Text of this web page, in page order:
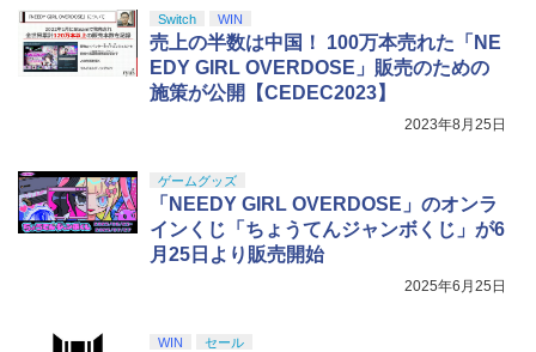
Switch WIN
売上の半数は中国！ 100万本売れた「NE
EDY GIRL OVERDOSE」販売のための
施策が公開【CEDEC2023】
2023年8月25日
ゲームグッズ
「NEEDY GIRL OVERDOSE」のオンラ
インくじ「ちょうてんジャンボくじ」が6
月25日より販売開始
2025年6月25日
WIN セール